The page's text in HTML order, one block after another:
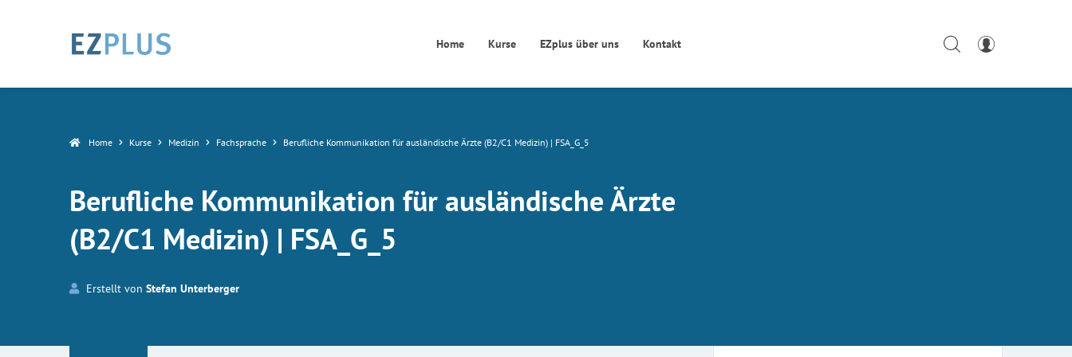
Home Kurse EZplus über uns Kontakt
Home Kurse Medizin Fachsprache Berufliche Kommunikation für ausländische Ärzte (B2/C1 Medizin) | FSA_G_5
Berufliche Kommunikation für ausländische Ärzte
(B2/C1 Medizin) | FSA_G_5
Erstellt von Stefan Unterberger